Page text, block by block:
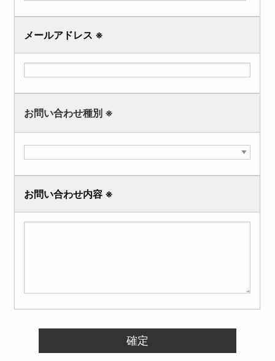
メールアドレス ※
お問い合わせ種別 ※
お問い合わせ内容 ※